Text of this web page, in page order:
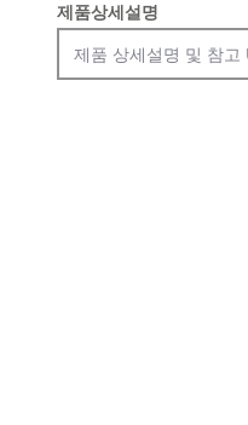
제품상세설명